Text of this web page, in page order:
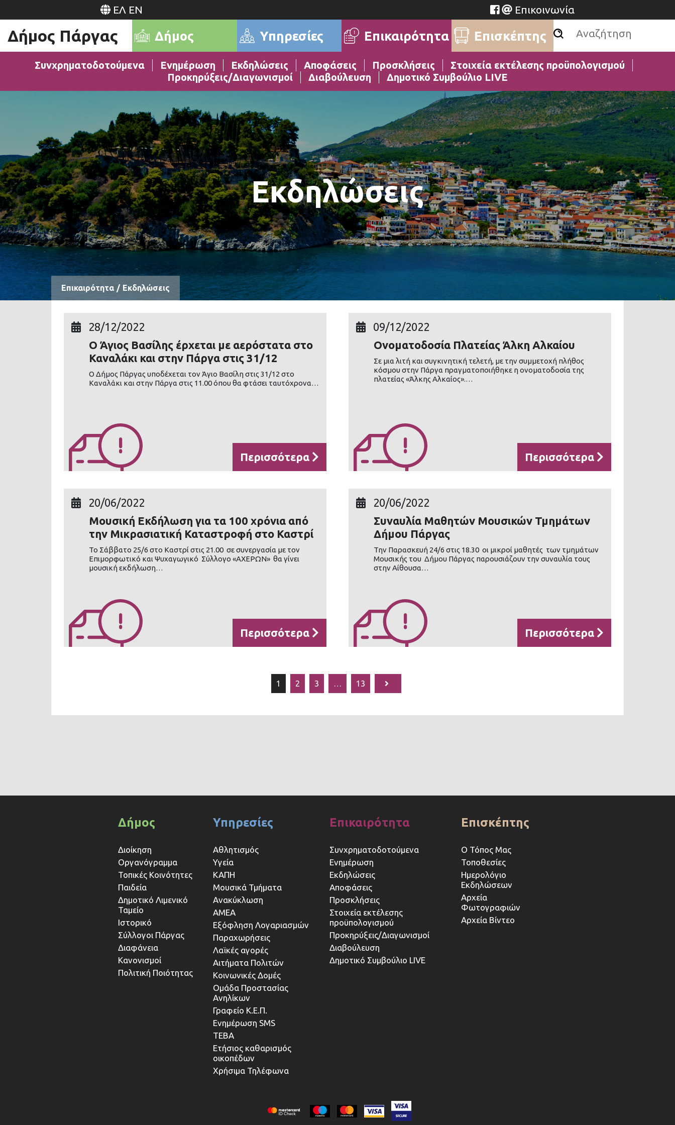
ΕΛ EN Επικοινωνία
Δήμος Πάργας Δήμος Υπηρεσίες Επικαιρότητα
Συνχρηματοδοτούμενα Ενημέρωση Εκδηλώσεις Αποφάσεις Προσκλήσεις
Στοιχεία εκτέλεσης προϋπολογισμού
Προκηρύξεις/Διαγωνισμοί
Διαβούλευση Δημοτικό Συμβούλιο LIVE
Επισκέπτης
Εκδηλώσεις
Επικαιρότητα / Εκδηλώσεις
28/12/2022
Ο Άγιος Βασίλης έρχεται με αερόστατα στο
Καναλάκι και στην Πάργα στις 31/12
Ο Δήμος Πάργας υποδέχεται τον Άγιο Βασίλη στις 31/12 στο
Καναλάκι και στην Πάργα στις 11.00 όπου θα φτάσει ταυτόχρονα…
Περισσότερα
09/12/2022
Ονοματοδοσία Πλατείας Άλκη Αλκαίου
Σε μια λιτή και συγκινητική τελετή, με την συμμετοχή πλήθος
κόσμου στην Πάργα πραγματοποιήθηκε η ονοματοδοσία της
πλατείας «Άλκης Αλκαίος».…
Περισσότερα
20/06/2022
Μουσική Εκδήλωση για τα 100 χρόνια από
την Μικρασιατική Καταστροφή στο Καστρί
Το Σάββατο 25/6 στο Καστρί στις 21.00 σε συνεργασία με τον
Επιμορφωτικό και Ψυχαγωγικό Σύλλογο «ΑΧΕΡΩΝ» θα γίνει
μουσική εκδήλωση…
Περισσότερα
20/06/2022
Συναυλία Μαθητών Μουσικών Τμημάτων
Δήμου Πάργας
Την Παρασκευή 24/6 στις 18.30 οι μικροί μαθητές των τμημάτων
Μουσικής του Δήμου Πάργας παρουσιάζουν την συναυλία τους
στην Αίθουσα…
Περισσότερα
1 2 3 … 13
Δήμος
Διοίκηση
Οργανόγραμμα
Τοπικές Κοινότητες
Παιδεία
Δημοτικό Λιμενικό
Ταμείο
Ιστορικό
Σύλλογοι Πάργας
Διαφάνεια
Κανονισμοί
Πολιτική Ποιότητας
Υπηρεσίες
Αθλητισμός
Υγεία
ΚΑΠΗ
Μουσικά Τμήματα
Ανακύκλωση
ΑΜΕΑ
Εξόφληση Λογαριασμών
Παραχωρήσεις
Λαϊκές αγορές
Αιτήματα Πολιτών
Κοινωνικές Δομές
Ομάδα Προστασίας
Ανηλίκων
Γραφείο Κ.Ε.Π.
Ενημέρωση SMS
ΤΕΒΑ
Ετήσιος καθαρισμός
οικοπέδων
Χρήσιμα Τηλέφωνα
Επικαιρότητα
Συνχρηματοδοτούμενα
Ενημέρωση
Εκδηλώσεις
Αποφάσεις
Προσκλήσεις
Στοιχεία εκτέλεσης
προϋπολογισμού
Προκηρύξεις/Διαγωνισμοί
Διαβούλευση
Δημοτικό Συμβούλιο LIVE
Επισκέπτης
Ο Τόπος Μας
Τοποθεσίες
Ημερολόγιο
Εκδηλώσεων
Αρχεία
Φωτογραφιών
Αρχεία Βίντεο